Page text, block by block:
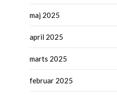
maj 2025
april 2025
marts 2025
februar 2025